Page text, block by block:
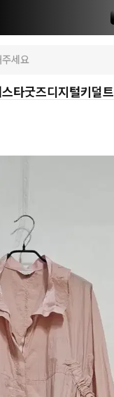
스타굿즈디지털키덜트